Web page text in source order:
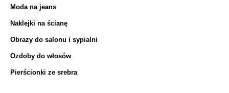
Moda na jeans
Naklejki na ścianę
Obrazy do salonu i sypialni
Ozdoby do włosów
Pierścionki ze srebra